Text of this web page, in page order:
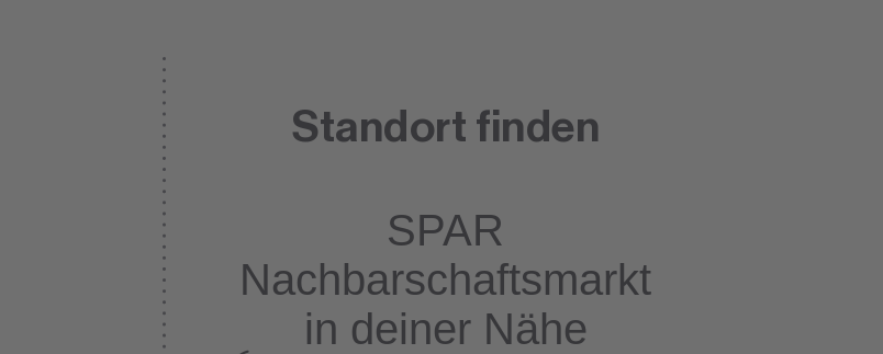
Standort finden
SPAR
Nachbarschaftsmarkt
in deiner Nähe